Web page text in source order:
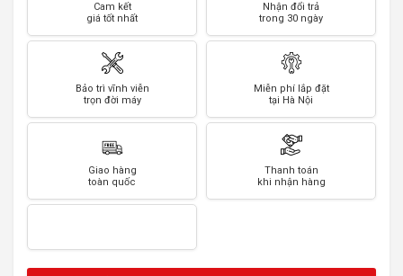
Cam kết
giá tốt nhất
Nhận đổi trả
trong 30 ngày
Bảo trì vĩnh viễn
trọn đời máy
Miễn phí lắp đặt
tại Hà Nội
Giao hàng
toàn quốc
Thanh toán
khi nhận hàng